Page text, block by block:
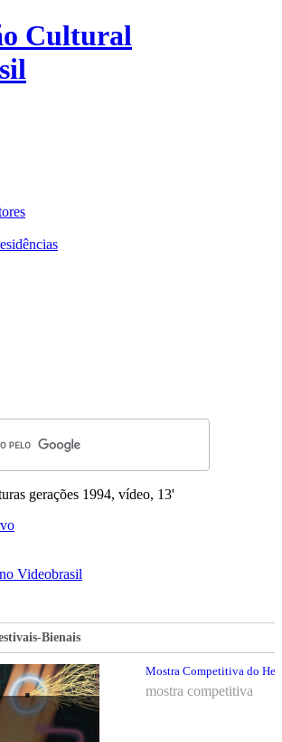
Cultural
gerações 1994, vídeo, 13'
Videobrasil
Bienais
Mostra Competitiva do
mostra competitiva